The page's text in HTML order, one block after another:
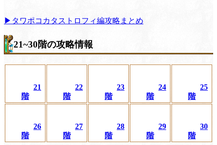
▶タワポコカタストロフィ編攻略まとめ
21~30階の攻略情報
21
階
22
階
23
階
24
階
25
階
26
階
27
階
28
階
29
階
30
階